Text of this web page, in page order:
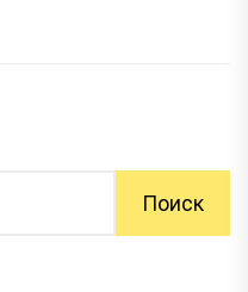
Поиск